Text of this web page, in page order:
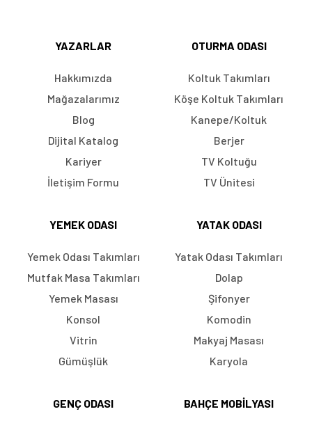
YAZARLAR
Hakkımızda
Mağazalarımız
Blog
Dijital Katalog
Kariyer
İletişim Formu
OTURMA ODASI
Koltuk Takımları
Köşe Koltuk Takımları
Kanepe/Koltuk
Berjer
TV Koltuğu
TV Ünitesi
YEMEK ODASI
Yemek Odası Takımları
Mutfak Masa Takımları
Yemek Masası
Konsol
Vitrin
Gümüşlük
YATAK ODASI
Yatak Odası Takımları
Dolap
Şifonyer
Komodin
Makyaj Masası
Karyola
GENÇ ODASI BAHÇE MOBILYASI